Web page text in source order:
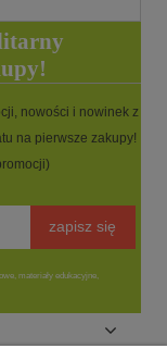
nowości i nowinek z
na pierwsze zakupy!
zapisz się
materiały edukacyjne,